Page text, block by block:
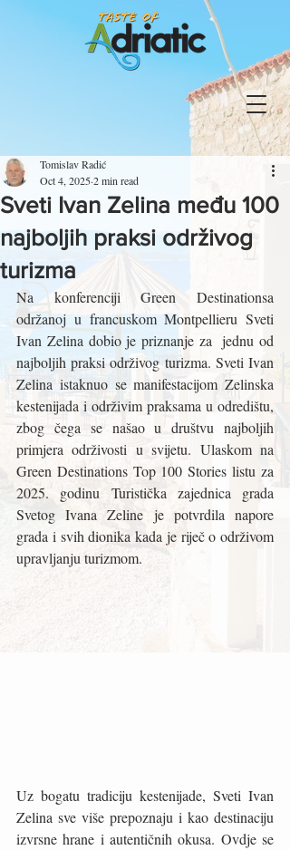
Sveti Ivan Zelina među 100
najboljih praksi održivog
turizma
Tomislav Radić
Oct 4, 20252 min read
Na konferenciji Green Destinationsa
održanoj u francuskom Montpellieru Sveti
Ivan Zelina dobio je priznanje za  jednu od
najboljih praksi održivog turizma. Sveti Ivan
Zelina istaknuo se manifestacijom Zelinska
kestenijada i održivim praksama u odredištu,
zbog čega se našao u društvu najboljih
primjera održivosti u svijetu. Ulaskom na
Green Destinations Top 100 Stories listu za
2025. godinu Turistička zajednica grada
Svetog Ivana Zeline je potvrdila napore
grada i svih dionika kada je riječ o održivom
upravljanju turizmom.
Uz bogatu tradiciju kestenijade, Sveti Ivan
Zelina sve više prepoznaju i kao destinaciju
izvrsne hrane i autentičnih okusa. Ovdje se